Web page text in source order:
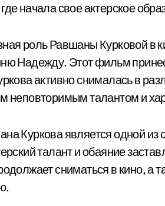
начала свое актерское
роль Равшаны Курковой в
Надежду. Этот фильм
активно снималась в
неповторимым талантом и
Куркова является одной из
талант и обаяние
сниматься в кино, а